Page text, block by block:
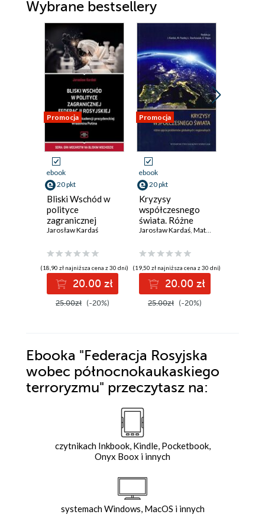
Wybrane bestsellery
Promocja
ebook
20 pkt
Bliski Wschód w
polityce
zagranicznej
Federacji
okresie czwartej
kadencji
prezydenckiej
Władimira Putina
Jarosław Kardaś
(18,90 zł najniższa cena z 30 dni)
20.00 zł
25.00zł (-20%)
Promocja
ebook
20 pkt
Kryzysy
współczesnego
świata. Różne
ujęcia problemów
regionalnych
Jarosław Kardaś, Mateusz Pazdej
(19,50 zł najniższa cena z 30 dni)
20.00 zł
25.00zł (-20%)
Ebooka "Federacja Rosyjska
wobec północnokaukaskiego
terroryzmu" przeczytasz na:
czytnikach Inkbook, Kindle, Pocketbook,
Onyx Boox i innych
systemach Windows, MacOS i innych